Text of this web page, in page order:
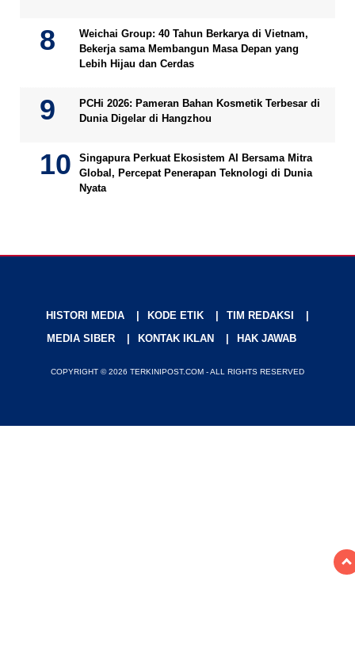
Weichai Group: 40 Tahun Berkarya di Vietnam,
Bekerja sama Membangun Masa Depan yang
Lebih Hijau dan Cerdas
PCHi 2026: Pameran Bahan Kosmetik Terbesar di
Dunia Digelar di Hangzhou
Singapura Perkuat Ekosistem AI Bersama Mitra
Global, Percepat Penerapan Teknologi di Dunia
Nyata
HISTORI MEDIA KODE ETIK
TIM REDAKSI
MEDIA SIBER
KONTAK IKLAN HAK JAWAB
COPYRIGHT © 2026 TERKINIPOST.COM - ALL RIGHTS RESERVED